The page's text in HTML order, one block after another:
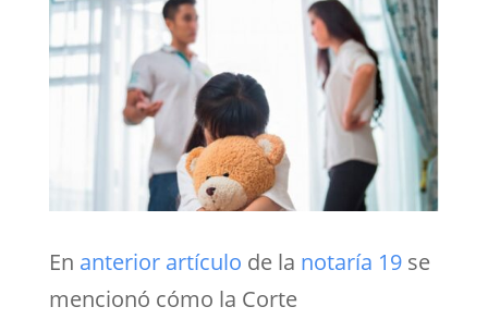
En anterior artículo de la notaría 19se
mencionó cómo la Corte